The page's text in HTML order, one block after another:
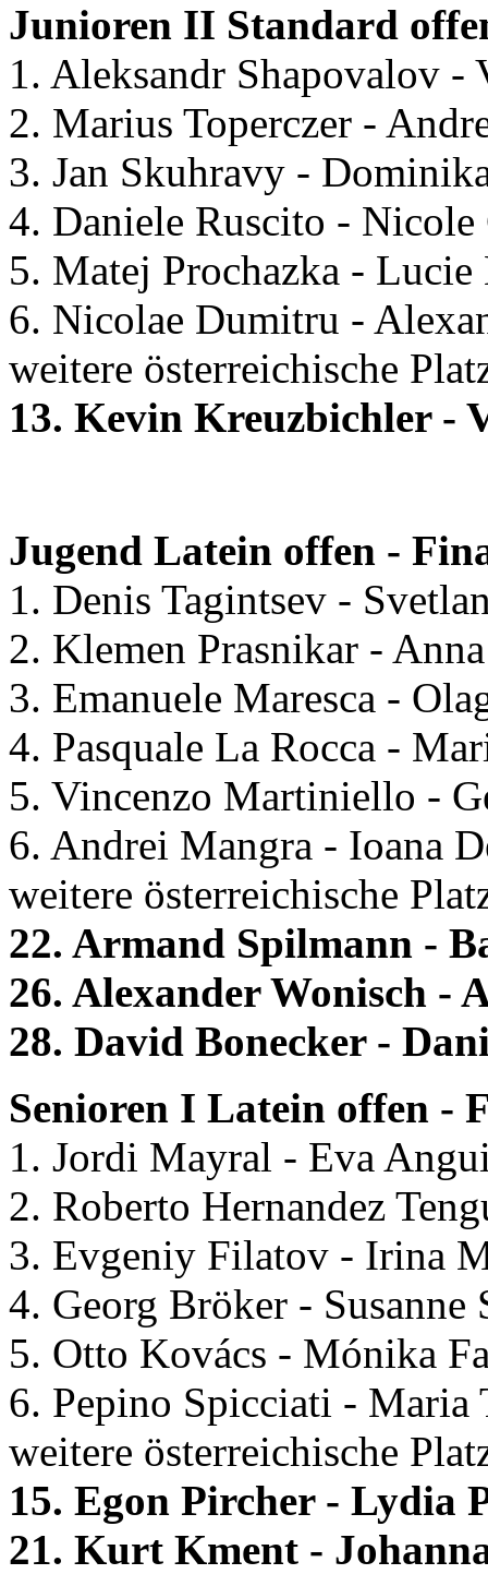
Junioren II Standard
1. Aleksandr Shapovalov -
2. Marius Toperczer -
3. Jan Skuhravy -
4. Daniele Ruscito -
5. Matej Prochazka -
6. Nicolae Dumitru -
weitere österreichische
13. Kevin Kreuzbichler -
Jugend Latein offen -
1. Denis Tagintsev -
2. Klemen Prasnikar -
3. Emanuele Maresca -
4. Pasquale La Rocca -
5. Vincenzo Martiniello -
6. Andrei Mangra - Ioana
weitere österreichische
22. Armand Spilmann -
26. Alexander Wonisch -
28. David Bonecker -
Senioren I Latein offen -
1. Jordi Mayral - Eva
2. Roberto Hernandez
3. Evgeniy Filatov - Irina
4. Georg Bröker - Susanne
5. Otto Kovács - Mónika
6. Pepino Spicciati -
weitere österreichische
15. Egon Pircher - Lydia
21. Kurt Kment -